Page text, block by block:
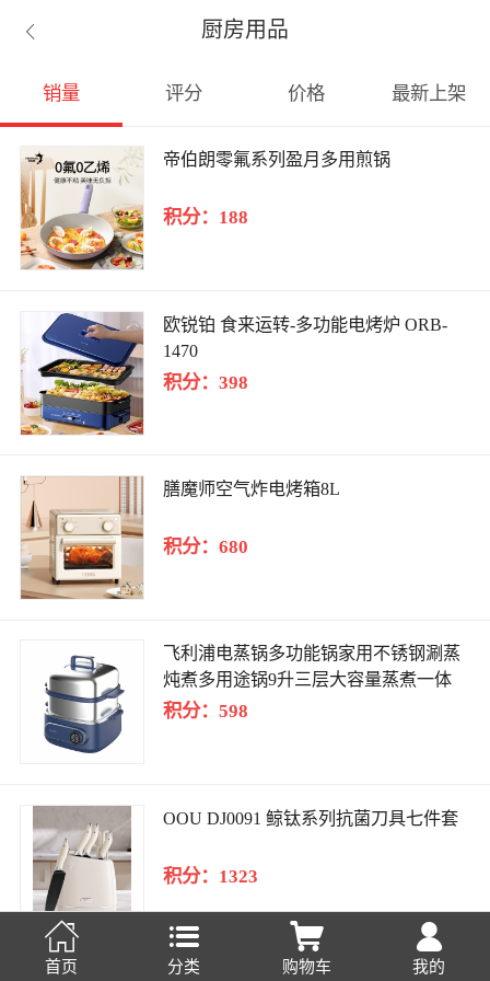
 厨房用品
销量 评分 价格 最新上架
帝伯朗零氟系列盈月多用煎锅
积分：188
欧锐铂 食来运转-多功能电烤炉 ORB-
1470
积分：398
膳魔师空气炸电烤箱8L
积分：680
飞利浦电蒸锅多功能锅家用不锈钢涮蒸
炖煮多用途锅9升三层大容量蒸煮一体
304不锈钢0涂层 9L
积分：598
OOU DJ0091 鲸钛系列抗菌刀具七件套
积分：1323

首页

分类

购物车

我的